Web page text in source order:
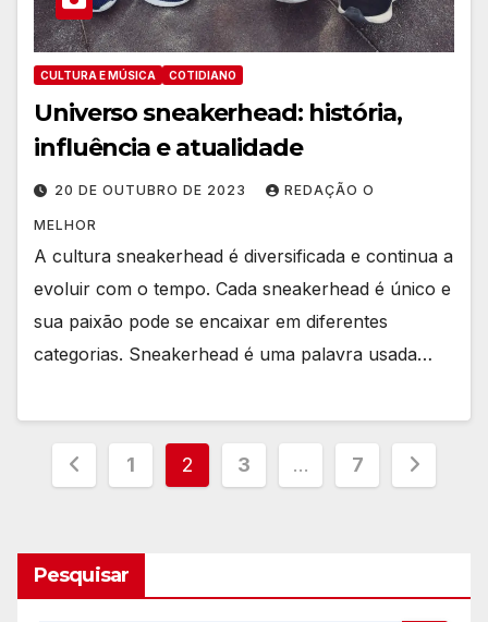
CULTURA E MÚSICA COTIDIANO
Universo sneakerhead: história,
influência e atualidade
20 DE OUTUBRO DE 2023 REDAÇÃO O
MELHOR
A cultura sneakerhead é diversificada e continua a
evoluir com o tempo. Cada sneakerhead é único e
sua paixão pode se encaixar em diferentes
categorias. Sneakerhead é uma palavra usada…
Paginação
posts
1 2 3 … 7
Pesquisar